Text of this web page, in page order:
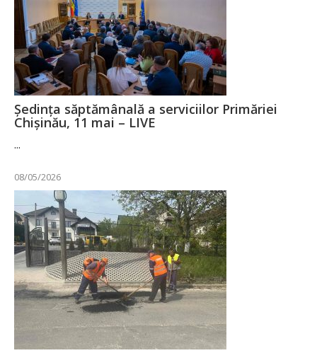
Ședința săptămânală a serviciilor Primăriei
Chișinău, 11 mai – LIVE
...
08/05/2026